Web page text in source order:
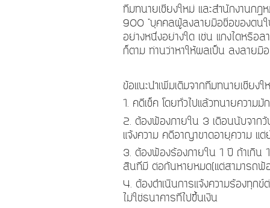
ทีมทนายเชียงใหม่ และสำนักงานกฎ
900 "บุคคลผู้ลงลายมือชื่อของตนใ
อย่างหนึ่งอย่างใด เช่น แกงไดหรือ
ก็ตาม ท่านว่าหาให้ผลเป็น ลงลายมื
ข้อแนะนำเพิ่มเติมจากทีมทนายเชียงใ
1. คดีเช็ค โดยทั่วไปแล้วทนายความ
2. ต้องฟ้องภายใน 3 เดือนนับจาก
แจ้งความ คดีอาญาขาดอายุความ แ
3. ต้องฟ้องร้องภายใน 1 ปี ถ้าเกิน
สินที่มี ต่อกันหายหมด(แต่สามารถ
4. ต้องดำเนินการแจ้งความร้องทุก
ไม่ใช่ธนาคารที่ไปขึ้นเงิน